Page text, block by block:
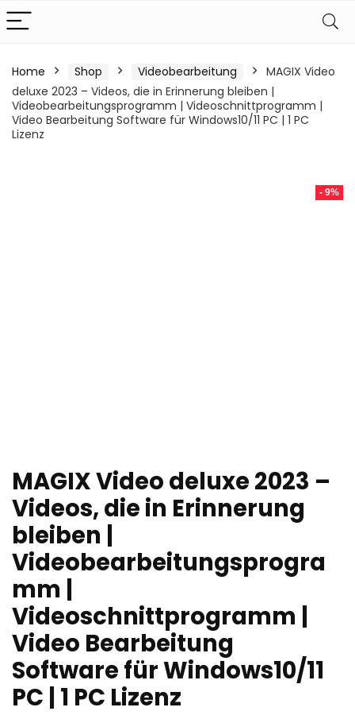
Home Shop Videobearbeitung
MAGIX Video
deluxe 2023 – Videos, die in Erinnerung bleiben |
Videobearbeitungsprogramm | Videoschnittprogramm |
Video Bearbeitung Software für Windows10/11 PC | 1 PC
Lizenz
- 9%
MAGIX Video deluxe 2023 –
Videos, die in Erinnerung
bleiben |
Videobearbeitungsprogra
mm |
Videoschnittprogramm |
Video Bearbeitung
Software für Windows10/11
PC | 1 PC Lizenz